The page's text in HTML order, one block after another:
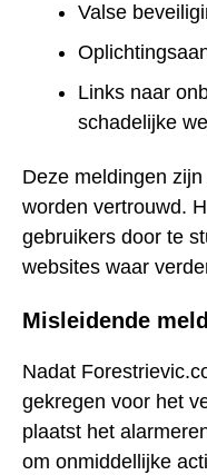
Valse
Links naar
schadelijke
Deze meldingen
worden vertrouwd.
gebruikers door te
websites waar
Misleidende
Nadat
gekregen voor het
plaatst het
om onmiddellijke